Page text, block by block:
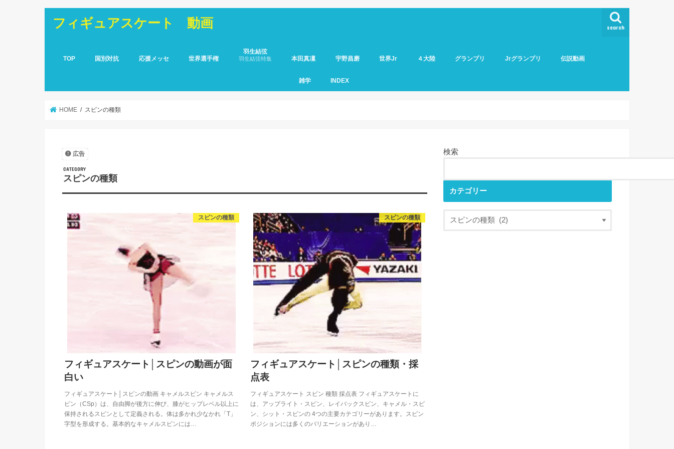
フィギュアスケート 動画 search
TOP 国別対抗 応援メッセ 世界選手権
羽生結弦
羽生結弦特集 本田真凜 宇野昌磨 世界Jr ４大陸 グランプリ Jrグランプリ 伝説動画
雑学 INDEX
HOME スピンの種類
広告
スピンの種類
スピンの種類
フィギュアスケート│スピンの動画が面
白い
フィギュアスケート│スピンの動画 キャメルスピン キャメルス
ピン（CSp）は、自由脚が後方に伸び、膝がヒップレベル以上に
保持されるスピンとして定義される。体は多かれ少なかれ「T」
字型を形成する。基本的なキャメルスピンには…
スピンの種類
フィギュアスケート│スピンの種類・採
点表
フィギュアスケート スピン 種類 採点表 フィギュアスケートに
は、アップライト・スピン、レイバックスピン、キャメル・スピ
ン、シット・スピンの 4つの主要カテゴリーがあります。スピン
ポジションには多くのバリエーションがあり…
検索
カテゴリー